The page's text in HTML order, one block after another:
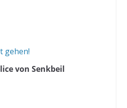
gehen!
von Senkbeil